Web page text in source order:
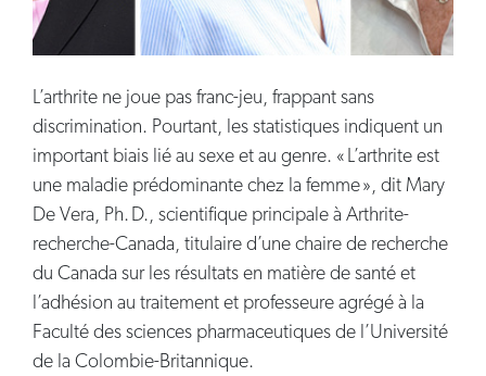
L’arthrite ne joue pas franc-jeu, frappant sans
discrimination. Pourtant, les statistiques indiquent un
important biais lié au sexe et au genre. « L’arthrite est
une maladie prédominante chez la femme », dit Mary
De Vera, Ph. D., scientifique principale à Arthrite-
recherche-Canada, titulaire d’une chaire de recherche
du Canada sur les résultats en matière de santé et
l’adhésion au traitement et professeure agrégé à la
Faculté des sciences pharmaceutiques de l’Université
de la Colombie-Britannique.